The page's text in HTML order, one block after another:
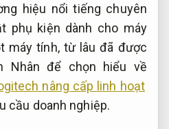
hiệu nổi tiếng chuyên
phụ kiện dành cho máy
máy tính, từ lâu đã được
Nhân để chọn hiểu về
nâng cấp linh hoạt
cầu doanh nghiệp.